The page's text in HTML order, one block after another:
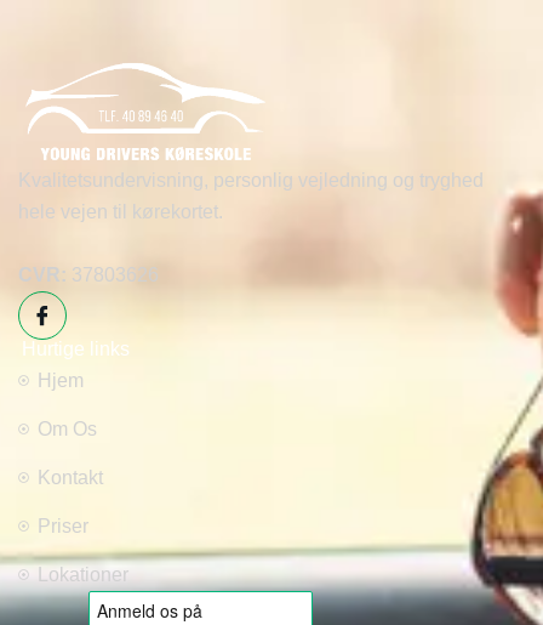
Kvalitetsundervisning, personlig vejledning og tryghed
hele vejen til kørekortet.
CVR: 37803626
Hurtige links
Hjem
Om Os
Kontakt
Priser
Lokationer